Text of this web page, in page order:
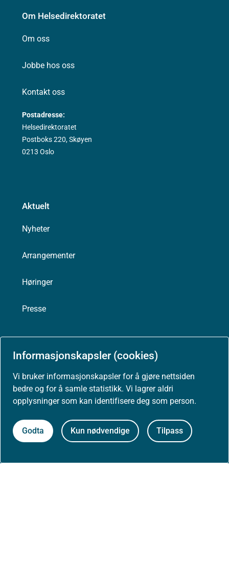
Informasjonskapsler (cookies)
Vi bruker informasjonskapsler for å gjøre nettsiden
bedre og for å samle statistikk. Vi lagrer aldri
opplysninger som kan identifisere deg som person.
Godta Kun nødvendige Tilpass
Om Helsedirektoratet
Om oss
Jobbe hos oss
Kontakt oss
Postadresse:
Helsedirektoratet
Postboks 220, Skøyen
0213 Oslo
Aktuelt
Nyheter
Arrangementer
Høringer
Presse
Personvernerklæring
Besøksstatistikk og informasjonskapsler